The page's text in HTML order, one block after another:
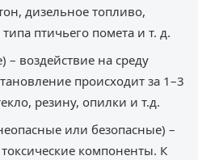
дизельное топливо,
птичьего помета и т. д.
– воздействие на среду
происходит за 1–3
резину, опилки и т.д.
или безопасные) –
токсические компоненты. К